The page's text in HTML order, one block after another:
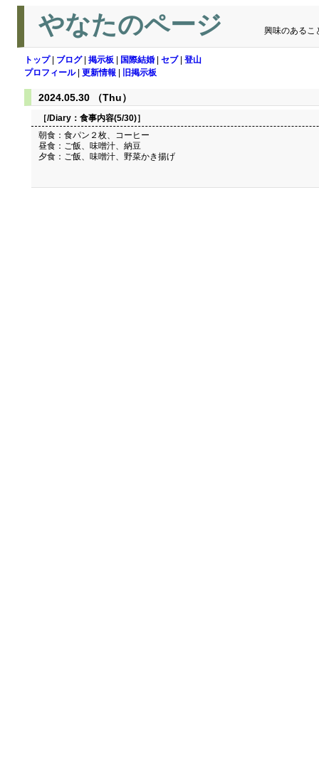
やなたのページ 興味のあるこ
トップ| ブログ| 掲示板 国際結婚 セブ| 登山
プロフィール| 更新情報 旧掲示板
2024.05.30 （Thu）
［/Diary： 食事内容(5/30)］
朝食：食パン２枚、コーヒー
昼食：ご飯、味噌汁、納豆
夕食：ご飯、味噌汁、野菜かき揚げ